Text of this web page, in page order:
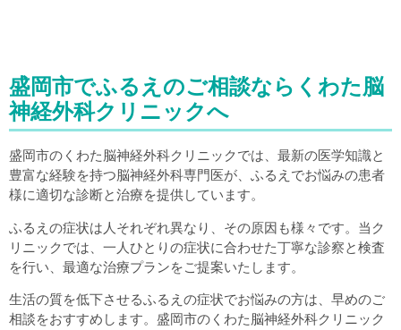
盛岡市でふるえのご相談ならくわた脳
神経外科クリニックへ
盛岡市のくわた脳神経外科クリニックでは、最新の医学知識と
豊富な経験を持つ脳神経外科専門医が、ふるえでお悩みの患者
様に適切な診断と治療を提供しています。
ふるえの症状は人それぞれ異なり、その原因も様々です。当ク
リニックでは、一人ひとりの症状に合わせた丁寧な診察と検査
を行い、最適な治療プランをご提案いたします。
生活の質を低下させるふるえの症状でお悩みの方は、早めのご
相談をおすすめします。盛岡市のくわた脳神経外科クリニック